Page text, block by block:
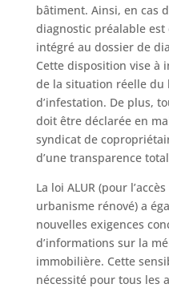
bâtiment. Ainsi, en cas
diagnostic préalable
intégré au dossier de
Cette disposition vise à
de la situation réelle du
d’infestation. De plus,
doit être déclarée en
syndicat de
d’une transparence
La loi ALUR (pour
urbanisme rénové) a
nouvelles exigences
d’informations sur la
immobilière. Cette
nécessité pour tous les